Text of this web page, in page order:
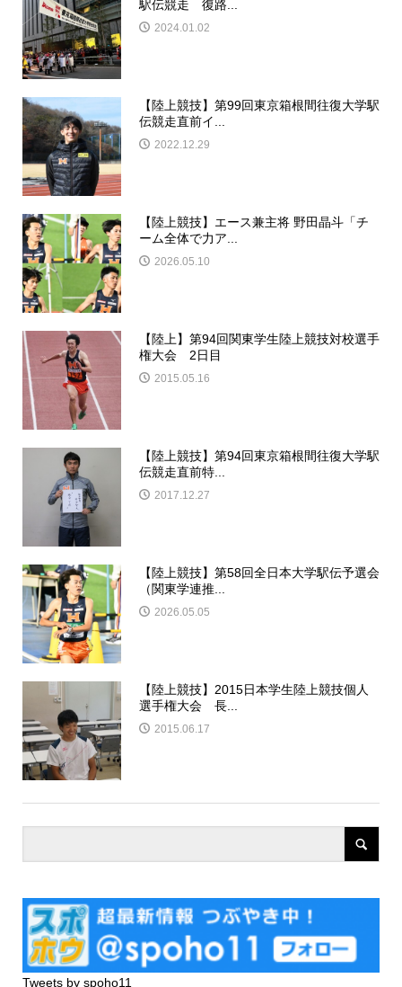
駅伝競走 復路...
2024.01.02
【陸上競技】第99回東京箱根間往復大学駅
伝競走直前イ...
2022.12.29
【陸上競技】エース兼主将 野田晶斗「チ
ーム全体で力ア...
2026.05.10
【陸上】第94回関東学生陸上競技対校選手
権大会 2日目
2015.05.16
【陸上競技】第94回東京箱根間往復大学駅
伝競走直前特...
2017.12.27
【陸上競技】第58回全日本大学駅伝予選会
（関東学連推...
2026.05.05
【陸上競技】2015日本学生陸上競技個人
選手権大会 長...
2015.06.17
Tweets by spoho11